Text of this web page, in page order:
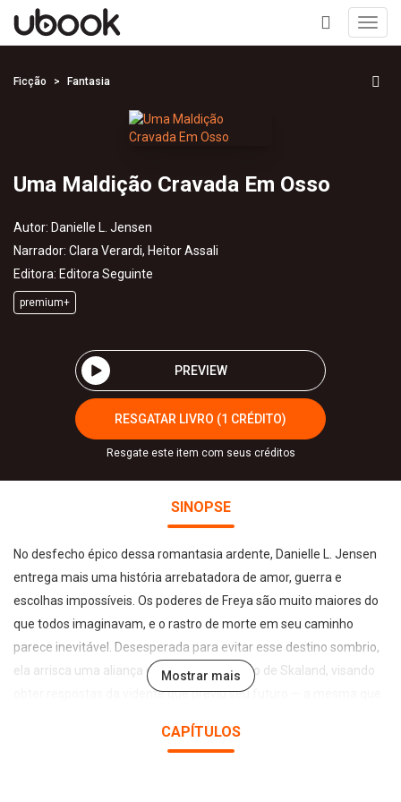
+
Ficção Fantasia
Uma Maldição Cravada Em Osso
Autor: Danielle L. Jensen
Narrador: Clara Verardi, Heitor Assali
Editora: Editora Seguinte
premium+
PREVIEW
RESGATAR LIVRO (1 CRÉDITO)
Resgate este item com seus créditos
SINOPSE
No desfecho épico dessa romantasia ardente, Danielle L. Jensen
entrega mais uma história arrebatadora de amor, guerra e
escolhas impossíveis. Os poderes de Freya são muito maiores do
que todos imaginavam, e o rastro de morte em seu caminho
parece inevitável. Desesperada para evitar esse destino sombrio,
ela arrisca uma aliança com o maior inimigo de Skaland, visando
obter respostas da vidente que previu seu futuro — a mesma que
pela traição de Bjorn, o juramento de sangue a obriga a mantê-lo
Mostrar mais
CAPÍTULOS